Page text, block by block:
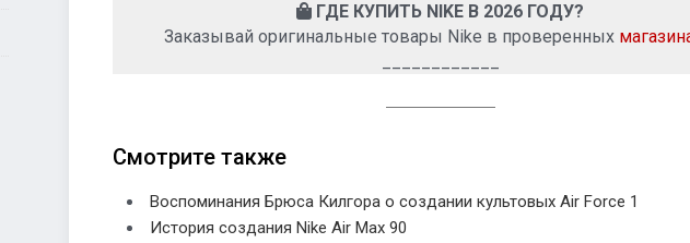
ГДЕ КУПИТЬ NIKE В 2026 ГОДУ?
Заказывай оригинальные товары Nike в проверенных
Смотрите также
Воспоминания Брюса Килгора о создании культовых Air Force 1
История создания Nike Air Max 90